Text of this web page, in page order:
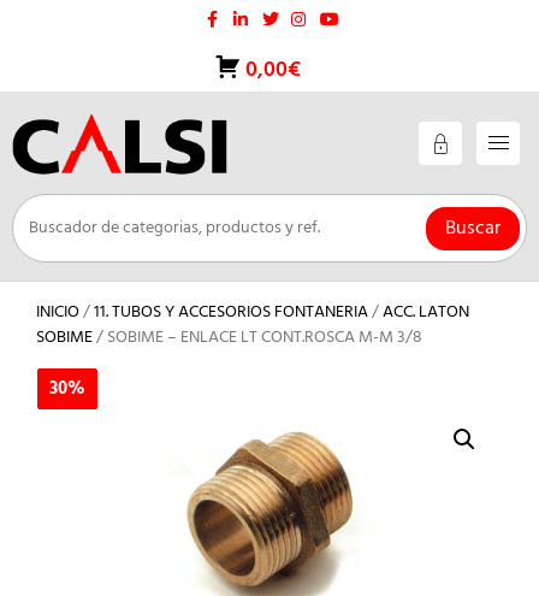
0,00€
Buscar
INICIO/11. TUBOS Y ACCESORIOS FONTANERIA/ACC. LATON
SOBIME/ SOBIME – ENLACE LT CONT.ROSCA M-M 3/8
30%
30%